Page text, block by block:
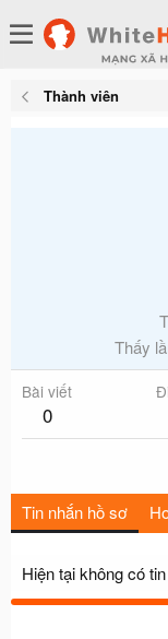
Thành viên
Thấy
Bài viết
0
Tin nhắn hồ sơ
Hiện tại không có